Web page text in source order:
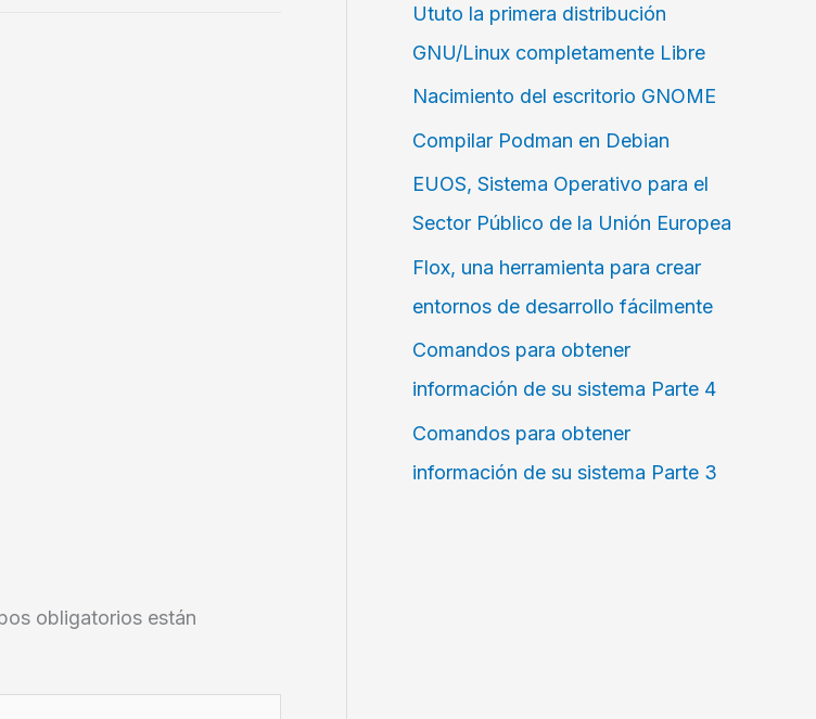
obligatorios están
Ututo la primera distribución
GNU/Linux completamente Libre
Nacimiento del escritorio GNOME
Compilar Podman en Debian
EUOS, Sistema Operativo para el
Sector Público de la Unión Europea
Flox, una herramienta para crear
entornos de desarrollo fácilmente
Comandos para obtener
información de su sistema Parte 4
Comandos para obtener
información de su sistema Parte 3